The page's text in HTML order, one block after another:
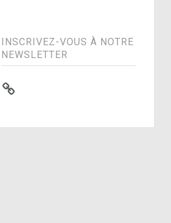
INSCRIVEZ-VOUS À NOTRE
NEWSLETTER